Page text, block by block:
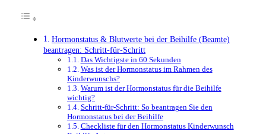
Hormonstatus & Blutwerte bei der Beihilfe (Beamte)
beantragen: Schritt-für-Schritt
Das Wichtigste in 60 Sekunden
Was ist der Hormonstatus im Rahmen des
Kinderwunschs?
Warum ist der Hormonstatus für die Beihilfe
wichtig?
Schritt-für-Schritt: So beantragen Sie den
Hormonstatus bei der Beihilfe
Checkliste für den Hormonstatus Kinderwunsch